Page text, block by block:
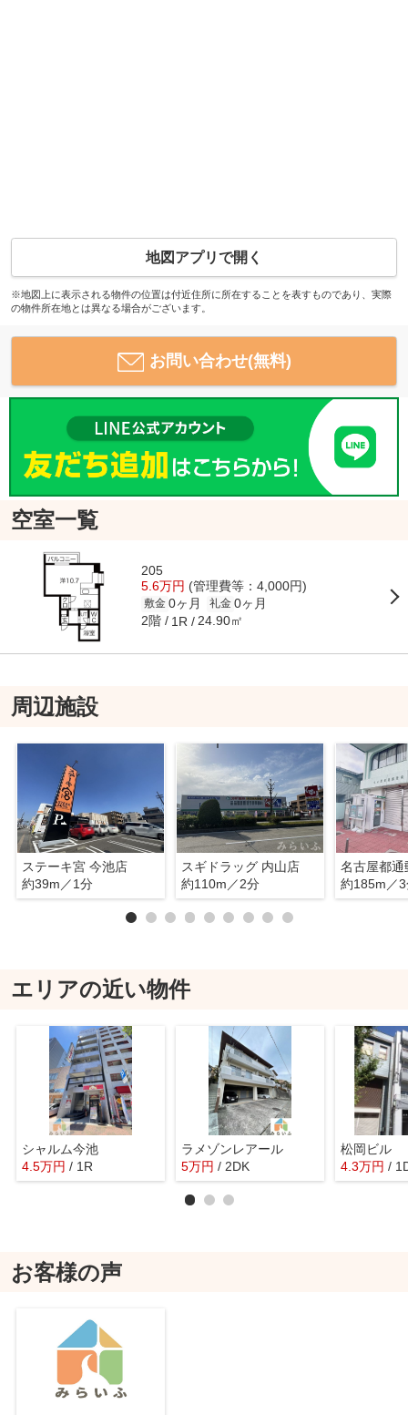
地図アプリで開く
※地図上に表示される物件の位置は付近住所に所在することを表すものであり、実際
の物件所在地とは異なる場合がございます。
お問い合わせ(無料)
空室一覧
205
5.6万円 (管理費等：4,000円)
敷金 0ヶ月 礼金 0ヶ月
2階 1R 24.90㎡
周辺施設
ステーキ宮 今池店
約39m／1分
スギドラッグ 内山店
約110m／2分
名古屋都通
約185m／
エリアの近い物件
シャルム今池
4.5万円 / 1R
ラメゾンレアール
5万円 / 2DK
松岡ビル
4.3万円 /
お客様の声